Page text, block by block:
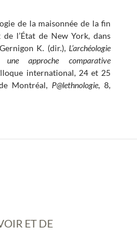
de la maisonnée de la fin
l’État de New York, dans
K. (dir.),L’archéologie
approche comparative
international, 24 et 25
Montréal, P@lethnologie, 8,
ET DE